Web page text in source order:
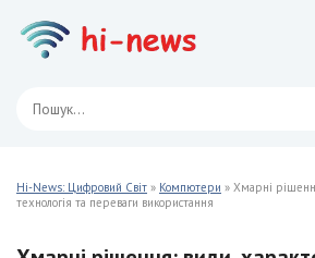
Hi-News: Цифровий Світ » Компютери » Хмарні
технологія та переваги використання